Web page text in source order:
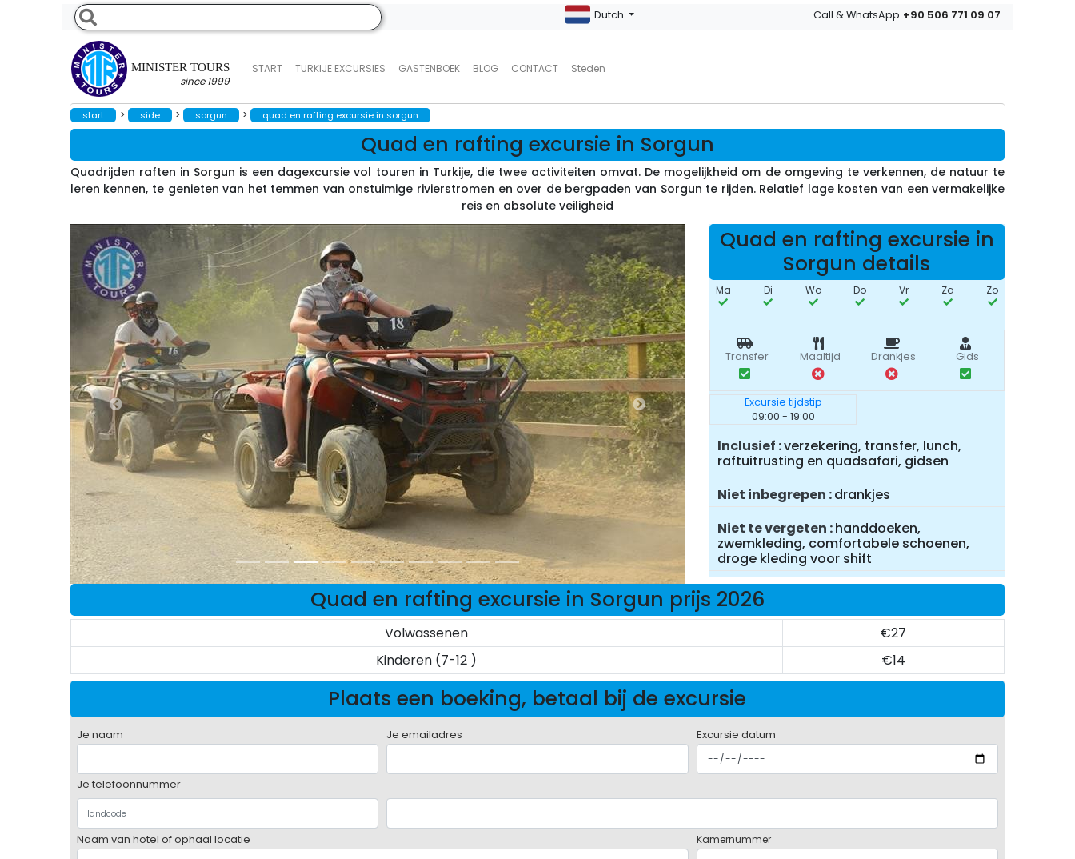
MINISTER TOURS
since 1999
START TURKIJE EXCURSIES GASTENBOEK BLOG CONTACT Steden
Dutch Call & WhatsApp +90 506 771 09 07
start > side > sorgun > quad en rafting excursie in sorgun
Quad en rafting excursie in Sorgun
Quadrijden raften in Sorgun is een dagexcursie vol touren in Turkije, die twee activiteiten omvat. De mogelijkheid om de omgeving te verkennen, de natuur te
leren kennen, te genieten van het temmen van onstuimige rivierstromen en over de bergpaden van Sorgun te rijden. Relatief lage kosten van een vermakelijke
reis en absolute veiligheid
Quad en rafting excursie in
Sorgun details
Ma Di Wo Do Vr Za Zo
Transfer Maaltijd Drankjes Gids
Excursie tijdstip
09:00 - 19:00
Inclusief verzekering, transfer, lunch,
raftuitrusting en quadsafari, gidsen
Niet inbegrepen drankjes
Niet te vergeten handdoeken,
zwemkleding, comfortabele schoenen,
droge kleding voor shift
Quad en rafting excursie in Sorgun prijs 2026
Volwassenen
€27
Kinderen (7-12 )
€14
Plaats een boeking, betaal bij de excursie
Je naam Je emailadres Excursie datum
Je telefoonnummer
Naam van hotel of ophaal locatie Kamernummer